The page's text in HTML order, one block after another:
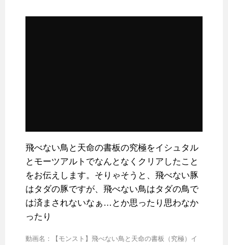
飛べない鳥と天命の書板の究極をイシュタル
とモーツアルトでなんとなくクリアしたこと
をお伝えします。そりゃそうと、飛べない豚
はタダの豚ですが、飛べない鳥はタダの鳥で
は済まされないなぁ…とか思ったり思わなか
ったり
動画名：【モンスト】飛べない鳥と天命の書板（究極）イ